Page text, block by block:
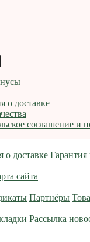
о доставке
соглашение и
доставке Гарантия
сайта
Партнёры
Рассылка